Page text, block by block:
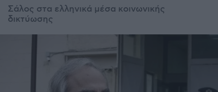
Σάλος στα ελληνικά μέσα κοινωνικής
δικτύωσης